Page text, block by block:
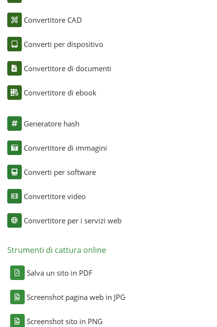
Convertitore CAD
Converti per dispositivo
Convertitore di documenti
Convertitore di ebook
Generatore hash
Convertitore di immagini
Converti per software
Convertitore video
Convertitore per i servizi web
Strumenti di cattura online
Salva un sito in PDF
Screenshot pagina web in JPG
Screenshot sito in PNG